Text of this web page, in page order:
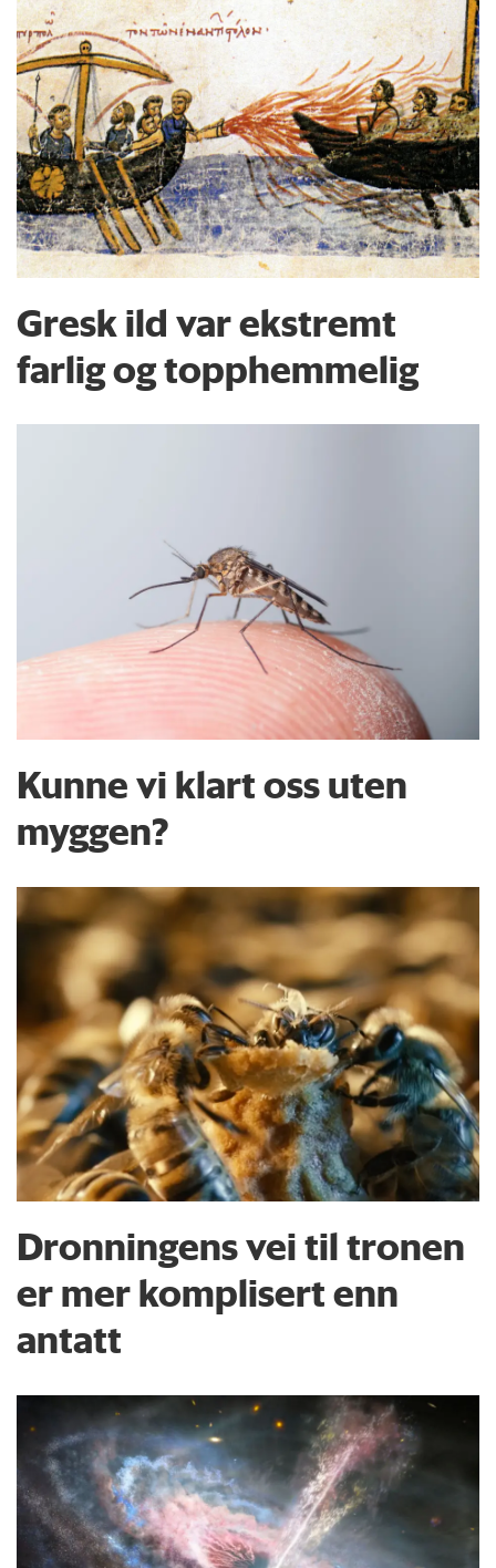
Gresk ild var ekstremt
farlig og topphemmelig
Kunne vi klart oss uten
myggen?
Dronningens vei til tronen
er mer komplisert enn
antatt